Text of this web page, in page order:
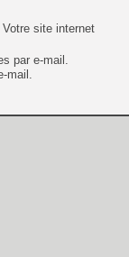
Votre site internet
par e-mail.
mail.